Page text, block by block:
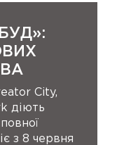
City,
діють
з 8 червня